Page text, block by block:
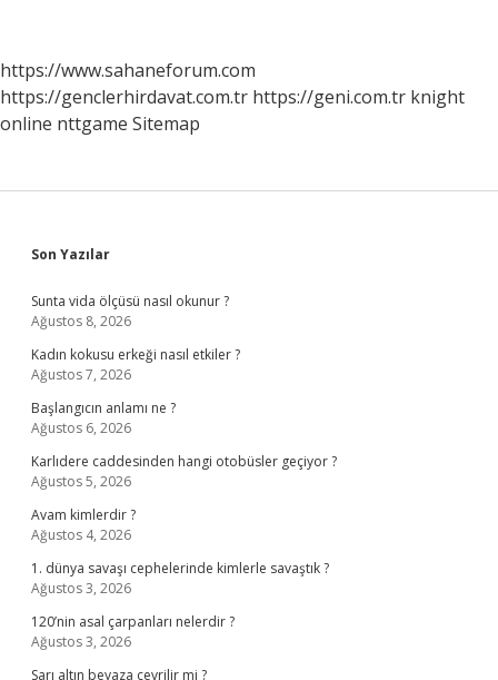
https://www.sahaneforum.com
https://genclerhirdavat.com.tr https://geni.com.tr knight
online nttgame Sitemap
Sidebar
Son Yazılar
Sunta vida ölçüsü nasıl okunur ?
Ağustos 8, 2026
Kadın kokusu erkeği nasıl etkiler ?
Ağustos 7, 2026
Başlangıcın anlamı ne ?
Ağustos 6, 2026
Karlıdere caddesinden hangi otobüsler geçiyor ?
Ağustos 5, 2026
Avam kimlerdir ?
Ağustos 4, 2026
1. dünya savaşı cephelerinde kimlerle savaştık ?
Ağustos 3, 2026
120’nin asal çarpanları nelerdir ?
Ağustos 3, 2026
Sarı altın beyaza çevrilir mi ?